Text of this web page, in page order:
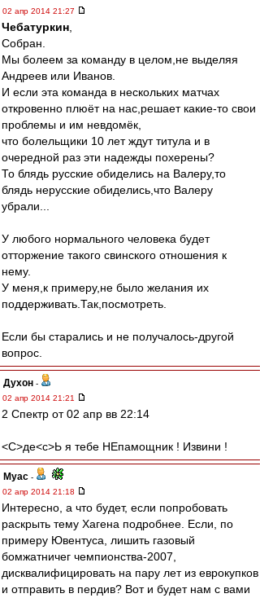
02 апр 2014 21:27
Чебатуркин
Собран.
Мы болеем за команду в целом,не выделяя
Андреев или Иванов.
И если эта команда в нескольких матчах
откровенно плюёт на нас,решает какие-то свои
проблемы и им невдомёк,
что болельщики 10 лет ждут титула и в
очередной раз эти надежды похерены?
То блядь русские обиделись на Валеру,то
блядь нерусские обиделись,что Валеру
убрали...
У любого нормального человека будет
отторжение такого свинского отношения к
нему.
У меня,к примеру,не было желания их
поддерживать.Так,посмотреть.
Если бы старались и не получалось-другой
вопрос.
Духон -
02 апр 2014 21:21
2 Спектр от 02 апр вв 22:14
<C>де<с>Ь я тебе НЕпамощник ! Извини !
Myac -
02 апр 2014 21:18
Интересно, а что будет, если попробовать
раскрыть тему Хагена подробнее. Если, по
примеру Ювентуса, лишить газовый
бомжатничег чемпионства-2007,
дисквалифицировать на пару лет из еврокупков
и отправить в пердив? Вот и будет нам с вами